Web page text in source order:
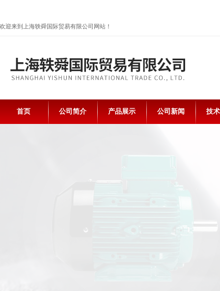
欢迎来到上海轶舜国际贸易有限公司网站！
首页 公司简介 产品展示 公司新闻 技